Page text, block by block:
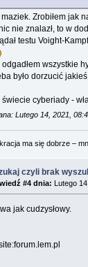
Zrobiłem jak
nie znalazł, to w
testu Voight-
wszystkie
było dorzucić
cyberiady -
Lutego 14, 2021,
ma się dobrze –
czyli brak
#4 dnia: Lutego
jak cudzysłowy.